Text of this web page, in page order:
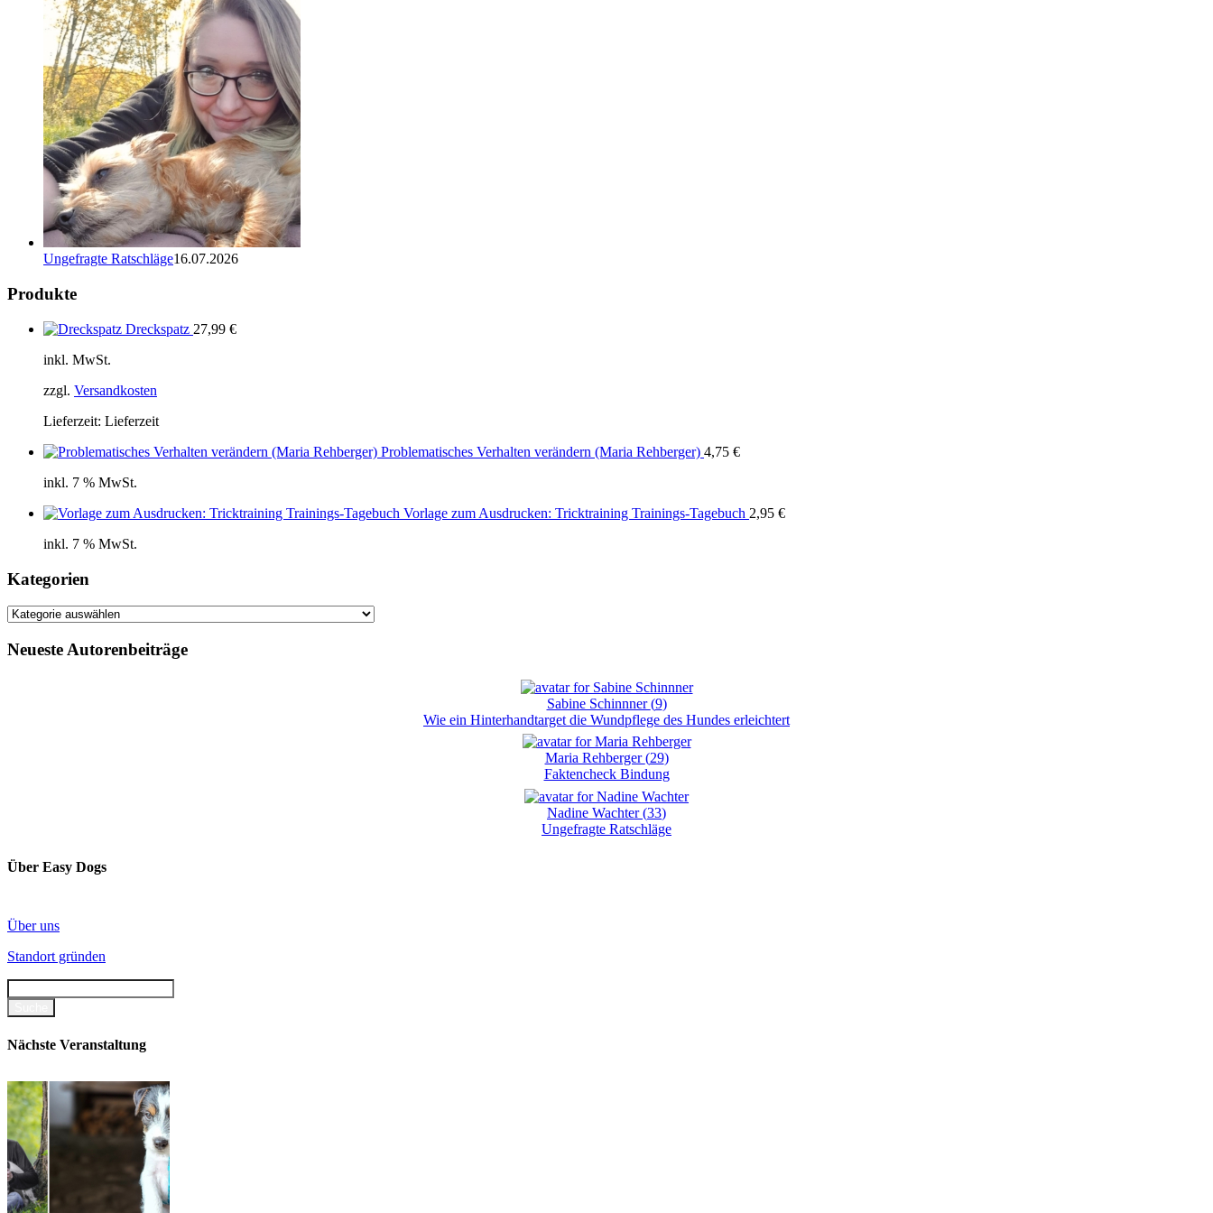
Ungefragte Ratschläge16.07.2026
Produkte
Dreckspatz 27,99 €
inkl. MwSt.
zzgl. Versandkosten
Lieferzeit: Lieferzeit
Problematisches Verhalten verändern (Maria Rehberger) 4,75 €
inkl. 7 % MwSt.
Vorlage zum Ausdrucken: Tricktraining Trainings-Tagebuch 2,95 €
inkl. 7 % MwSt.
Kategorien
Kategorien
Neueste Autorenbeiträge
Sabine Schinnner(9)
Wie ein Hinterhandtarget die Wundpflege des Hundes erleichtert
Maria Rehberger(29)
Faktencheck Bindung
Nadine Wachter(33)
Ungefragte Ratschläge
Über Easy Dogs
Über uns
Standort gründen
Nächste Veranstaltung